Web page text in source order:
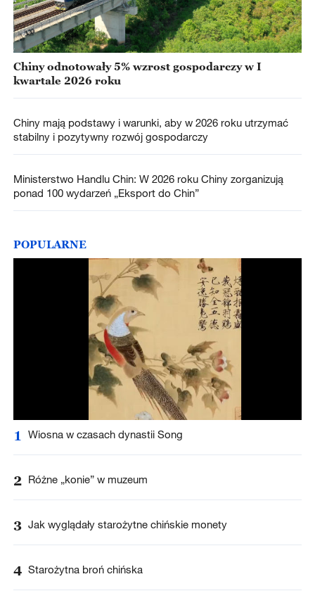
Chiny odnotowały 5% wzrost gospodarczy w I
kwartale 2026 roku
Chiny mają podstawy i warunki, aby w 2026 roku utrzymać
stabilny i pozytywny rozwój gospodarczy
Ministerstwo Handlu Chin: W 2026 roku Chiny zorganizują
ponad 100 wydarzeń „Eksport do Chin”
POPULARNE
1 Wiosna w czasach dynastii Song
2 Różne „konie” w muzeum
3 Jak wyglądały starożytne chińskie monety
4 Starożytna broń chińska